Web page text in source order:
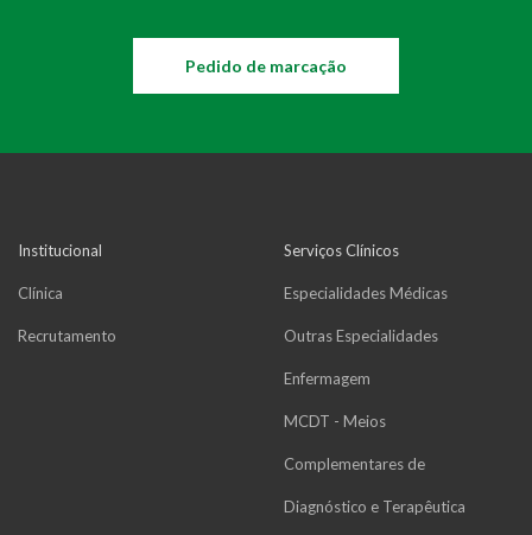
Pedido de marcação
Institucional
Clínica
Recrutamento
Serviços Clínicos
Especialidades Médicas
Outras Especialidades
Enfermagem
MCDT - Meios
Complementares de
Diagnóstico e Terapêutica